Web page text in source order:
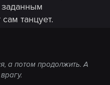
танцует.
а потом продолжить. А